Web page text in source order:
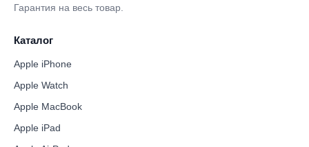
Гарантия на весь товар.
Каталог
Apple iPhone
Apple Watch
Apple MacBook
Apple iPad